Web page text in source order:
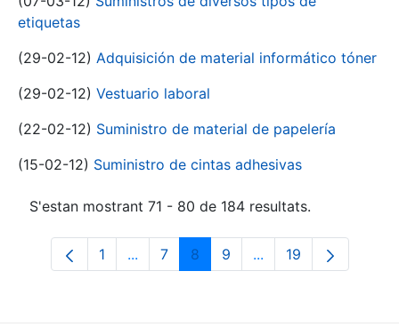
etiquetas
(29-02-12) Adquisición de material informático tóner
(29-02-12) Vestuario laboral
(22-02-12) Suministro de material de papelería
(15-02-12) Suministro de cintas adhesivas
S'estan mostrant 71 - 80 de 184 resultats.
Pàgina
1 ...Pàgines intermèdies Utilitzeu TAB per
Pàgina
7 Pàgina
8 Pàgina
9 ...PàginesPàgina
19